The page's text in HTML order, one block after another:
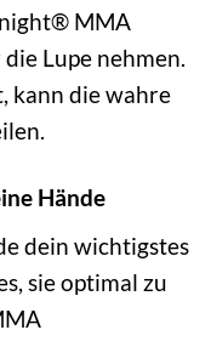
MMA
Lupe nehmen.
kann die wahre
Hände
dein wichtigstes
sie optimal zu